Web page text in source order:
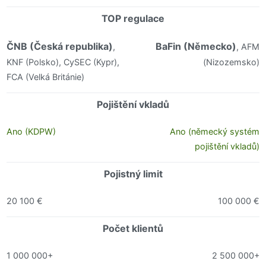
TOP regulace
ČNB (Česká republika),
KNF (Polsko), CySEC (Kypr),
FCA (Velká Británie)
BaFin (Německo), AFM
(Nizozemsko)
Pojištění vkladů
Ano (KDPW)
Ano (německý systém
pojištění vkladů)
Pojistný limit
20 100 € 100 000 €
Počet klientů
1 000 000+ 2 500 000+